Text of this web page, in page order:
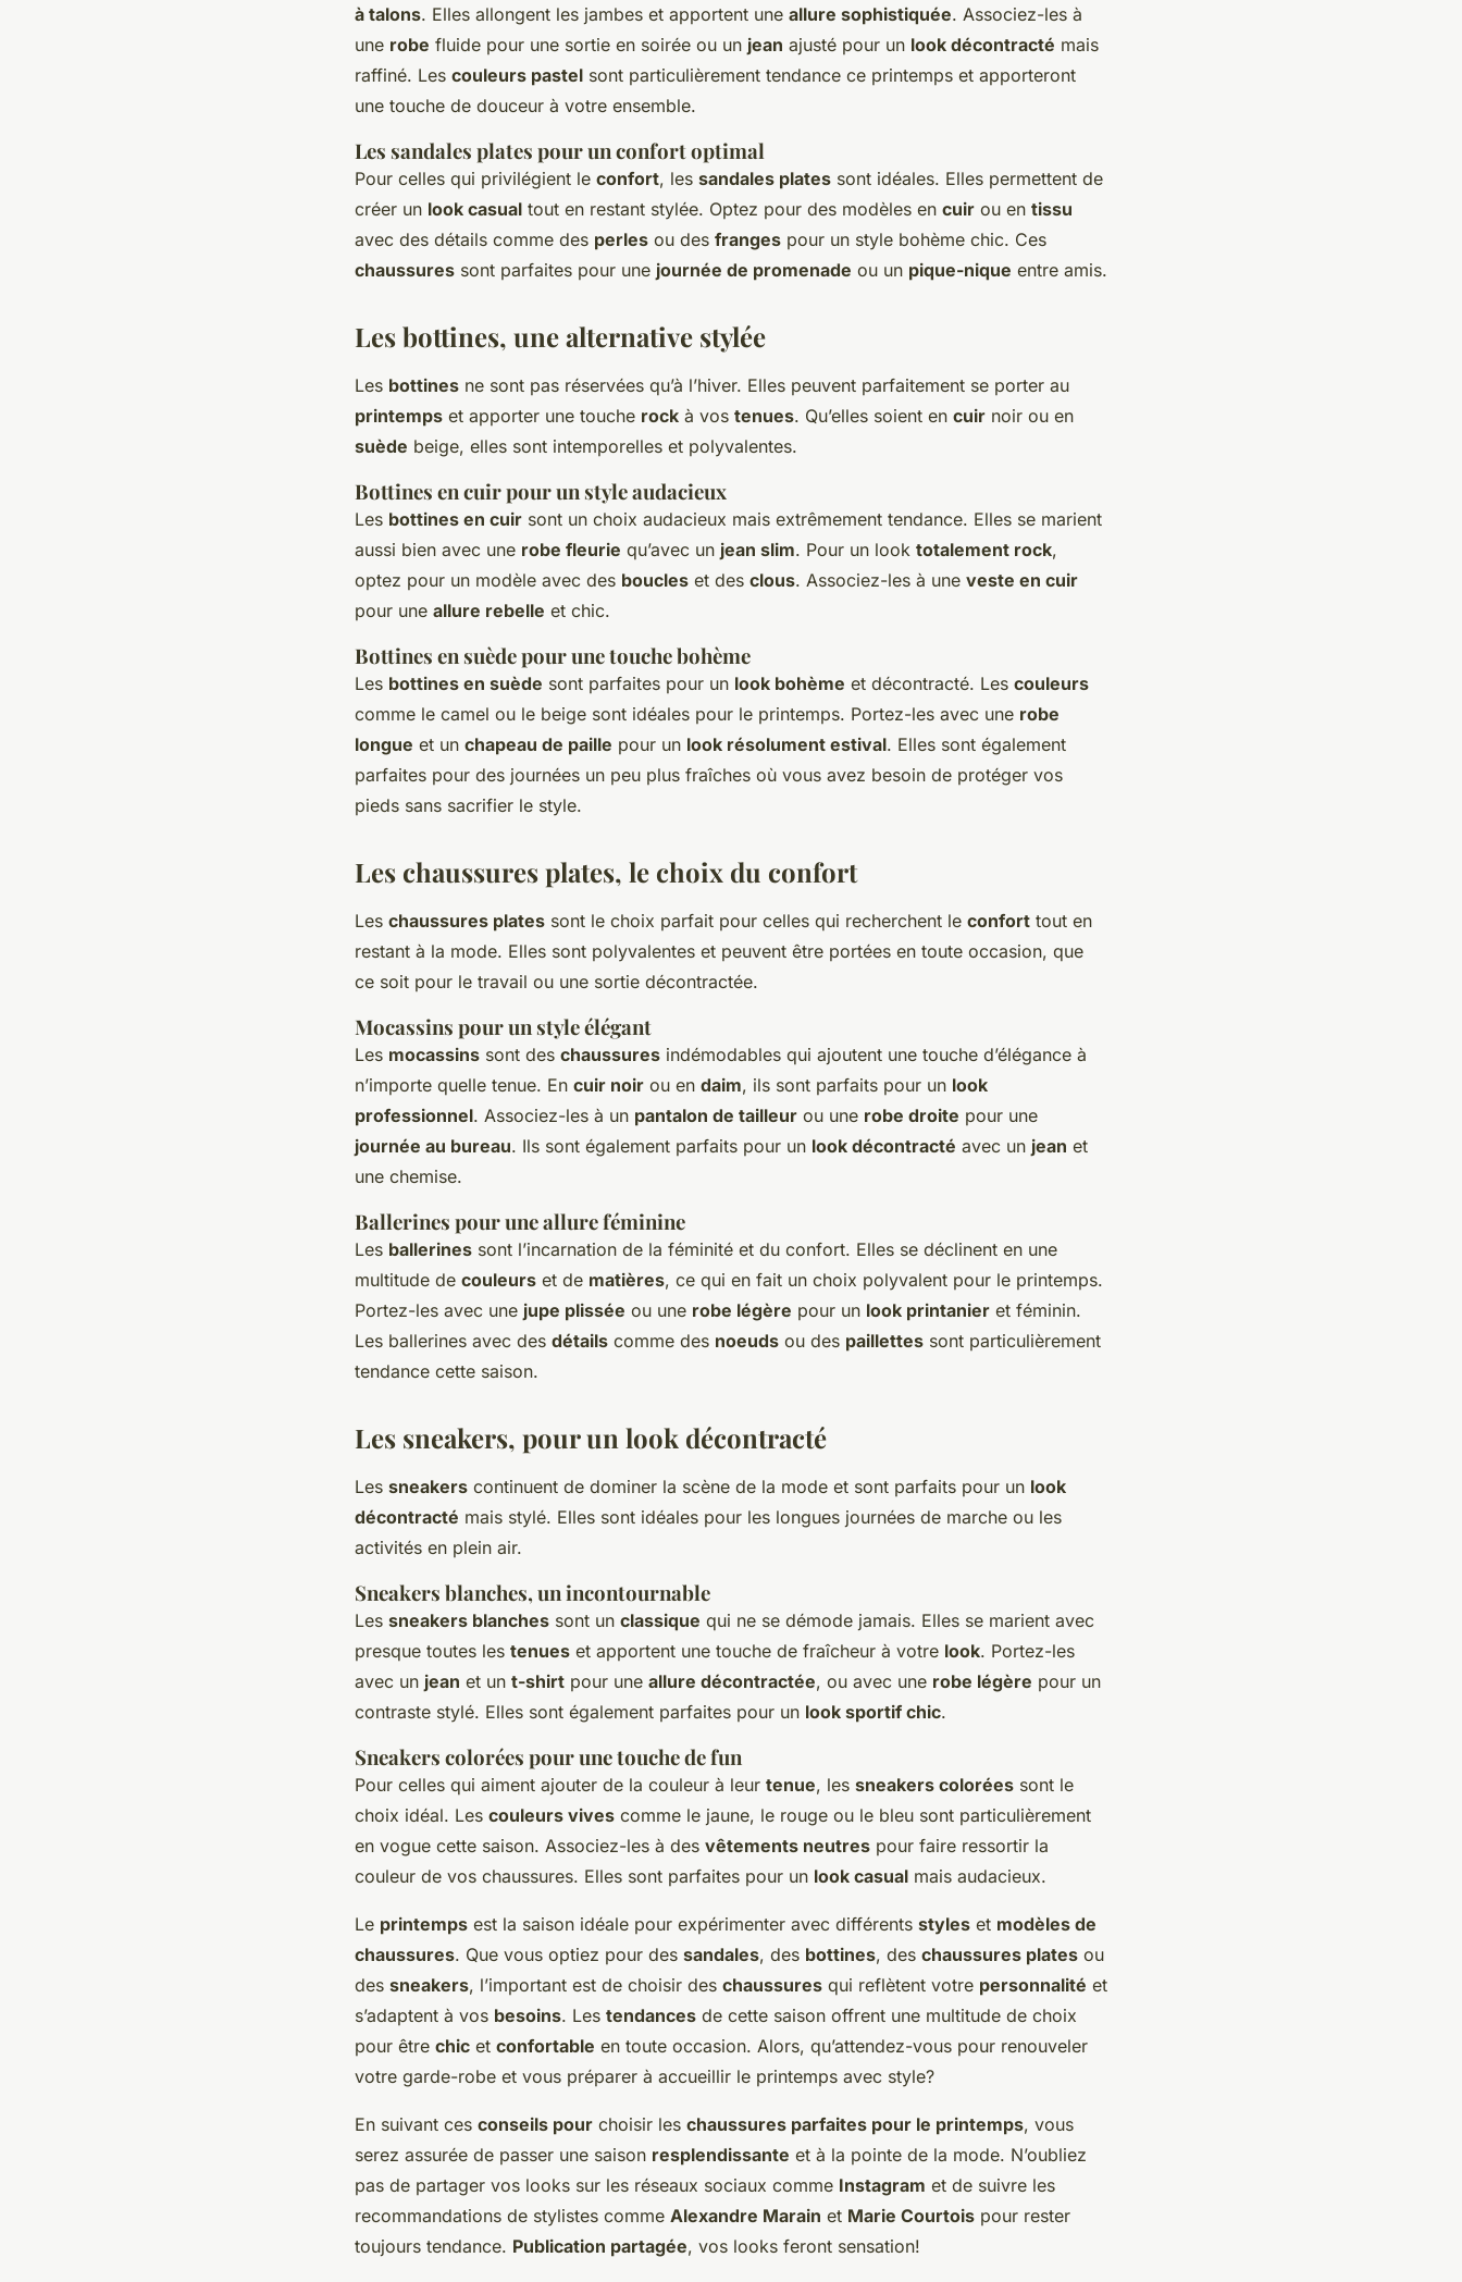
à talons. Elles allongent les jambes et apportent une allure sophistiquée. Associez-les à
une robe fluide pour une sortie en soirée ou un jean ajusté pour un look décontracté mais
raffiné. Les couleurs pastel sont particulièrement tendance ce printemps et apporteront
une touche de douceur à votre ensemble.
Les sandales plates pour un confort optimal
Pour celles qui privilégient le confort, les sandales plates sont idéales. Elles permettent de
créer un look casual tout en restant stylée. Optez pour des modèles en cuir ou en tissu
avec des détails comme des perles ou des franges pour un style bohème chic. Ces
chaussures sont parfaites pour une journée de promenade ou un pique-nique entre amis.
Les bottines, une alternative stylée
Les bottines ne sont pas réservées qu’à l’hiver. Elles peuvent parfaitement se porter au
printemps et apporter une touche rock à vos tenues. Qu’elles soient en cuir noir ou en
suède beige, elles sont intemporelles et polyvalentes.
Bottines en cuir pour un style audacieux
Les bottines en cuir sont un choix audacieux mais extrêmement tendance. Elles se marient
aussi bien avec une robe fleurie qu’avec un jean slim. Pour un look totalement rock,
optez pour un modèle avec des boucles et des clous. Associez-les à une veste en cuir
pour une allure rebelle et chic.
Bottines en suède pour une touche bohème
Les bottines en suède sont parfaites pour un look bohème et décontracté. Les couleurs
comme le camel ou le beige sont idéales pour le printemps. Portez-les avec une robe
longue et un chapeau de paille pour un look résolument estival. Elles sont également
parfaites pour des journées un peu plus fraîches où vous avez besoin de protéger vos
pieds sans sacrifier le style.
Les chaussures plates, le choix du confort
Les chaussures plates sont le choix parfait pour celles qui recherchent le confort tout en
restant à la mode. Elles sont polyvalentes et peuvent être portées en toute occasion, que
ce soit pour le travail ou une sortie décontractée.
Mocassins pour un style élégant
Les mocassins sont des chaussures indémodables qui ajoutent une touche d’élégance à
n’importe quelle tenue. En cuir noir ou en daim, ils sont parfaits pour un look
professionnel. Associez-les à un pantalon de tailleur ou une robe droite pour une
journée au bureau. Ils sont également parfaits pour un look décontracté avec un jean et
une chemise.
Ballerines pour une allure féminine
Les ballerines sont l’incarnation de la féminité et du confort. Elles se déclinent en une
multitude de couleurs et de matières, ce qui en fait un choix polyvalent pour le printemps.
Portez-les avec une jupe plissée ou une robe légère pour un look printanier et féminin.
Les ballerines avec des détails comme des noeuds ou des paillettes sont particulièrement
tendance cette saison.
Les sneakers, pour un look décontracté
Les sneakers continuent de dominer la scène de la mode et sont parfaits pour un look
décontracté mais stylé. Elles sont idéales pour les longues journées de marche ou les
activités en plein air.
Sneakers blanches, un incontournable
Les sneakers blanches sont un classique qui ne se démode jamais. Elles se marient avec
presque toutes les tenues et apportent une touche de fraîcheur à votre look. Portez-les
avec un jean et un t-shirt pour une allure décontractée, ou avec une robe légère pour un
contraste stylé. Elles sont également parfaites pour un look sportif chic.
Sneakers colorées pour une touche de fun
Pour celles qui aiment ajouter de la couleur à leur tenue, les sneakers colorées sont le
choix idéal. Les couleurs vives comme le jaune, le rouge ou le bleu sont particulièrement
en vogue cette saison. Associez-les à des vêtements neutres pour faire ressortir la
couleur de vos chaussures. Elles sont parfaites pour un look casual mais audacieux.
Le printemps est la saison idéale pour expérimenter avec différents styles et modèles de
chaussures. Que vous optiez pour des sandales, des bottines, des chaussures plates ou
des sneakers, l’important est de choisir des chaussures qui reflètent votre personnalité et
s’adaptent à vos besoins. Les tendances de cette saison offrent une multitude de choix
pour être chic et confortable en toute occasion. Alors, qu’attendez-vous pour renouveler
votre garde-robe et vous préparer à accueillir le printemps avec style?
En suivant ces conseils pour choisir les chaussures parfaites pour le printemps, vous
serez assurée de passer une saison resplendissante et à la pointe de la mode. N’oubliez
pas de partager vos looks sur les réseaux sociaux comme Instagram et de suivre les
recommandations de stylistes comme Alexandre Marain et Marie Courtois pour rester
toujours tendance. Publication partagée, vos looks feront sensation!